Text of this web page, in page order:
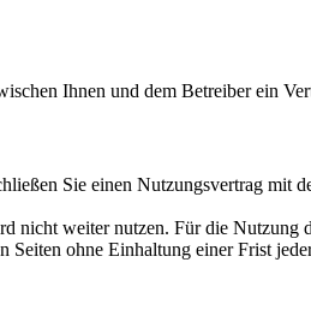
Ihnen und dem Betreiber ein
Sie einen Nutzungsvertrag mit
nicht weiter nutzen. Für die
ohne Einhaltung einer Frist